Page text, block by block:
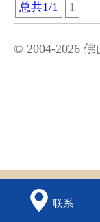
总共1/1 1
© 2004-2026
 联系